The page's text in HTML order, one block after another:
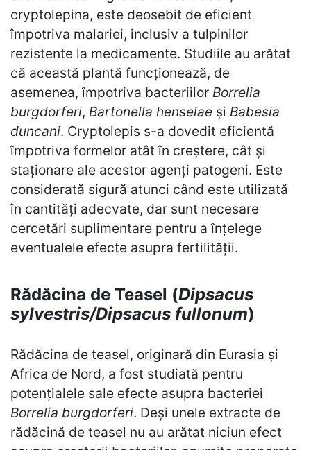
cryptolepina, este deosebit de eficient
împotriva malariei, inclusiv a tulpinilor
rezistente la medicamente. Studiile au arătat
că această plantă funcționează, de
asemenea, împotriva bacteriilor Borrelia
burgdorferi, Bartonella henselae și Babesia
duncani. Cryptolepis s-a dovedit eficientă
împotriva formelor atât în creștere, cât și
staționare ale acestor agenți patogeni. Este
considerată sigură atunci când este utilizată
în cantități adecvate, dar sunt necesare
cercetări suplimentare pentru a înțelege
eventualele efecte asupra fertilității.
Rădăcina de Teasel (Dipsacus
sylvestris/Dipsacus fullonum)
Rădăcina de teasel, originară din Eurasia și
Africa de Nord, a fost studiată pentru
potențialele sale efecte asupra bacteriei
Borrelia burgdorferi. Deși unele extracte de
rădăcină de teasel nu au arătat niciun efect